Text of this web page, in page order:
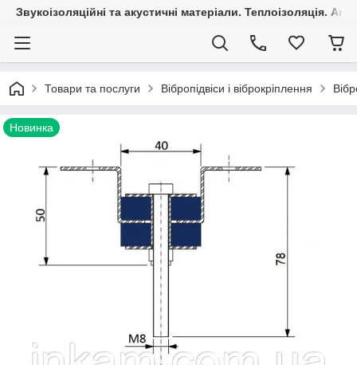
Звукоізоляційні та акустичні матеріали. Теплоізоляція.
Товари та послуги Вібропідвіси і віброкріплення
Новинка